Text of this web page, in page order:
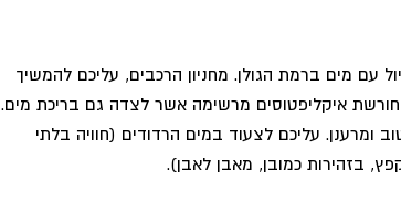
עם מים ברמת הגולן. מחניון הרכבים, עליכם להמשיך
איקליפטוסים מרשימה אשר לצדה גם בריכת מים.
ומרענן. עליכם לצעוד במים הרדודים (חוויה בלתי
בזהירות כמובן, מאבן לאבן).